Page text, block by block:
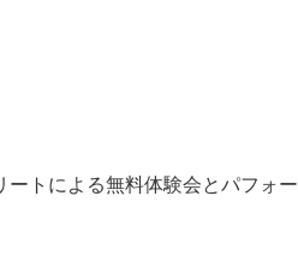
トによる無料体験会とパフォー